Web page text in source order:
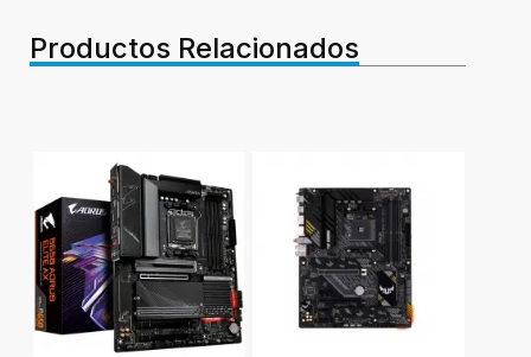
Productos Relacionados